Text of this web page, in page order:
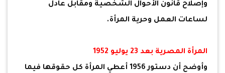
وإصلاح قانون الأحوال الشخصية ومقابل عادل
لساعات العمل وحرية المرأة.
المرأة المصرية بعد 23 يوليو 1952
وأوضح أن دستور 1956 أعطي المرأة كل حقوقها فيما